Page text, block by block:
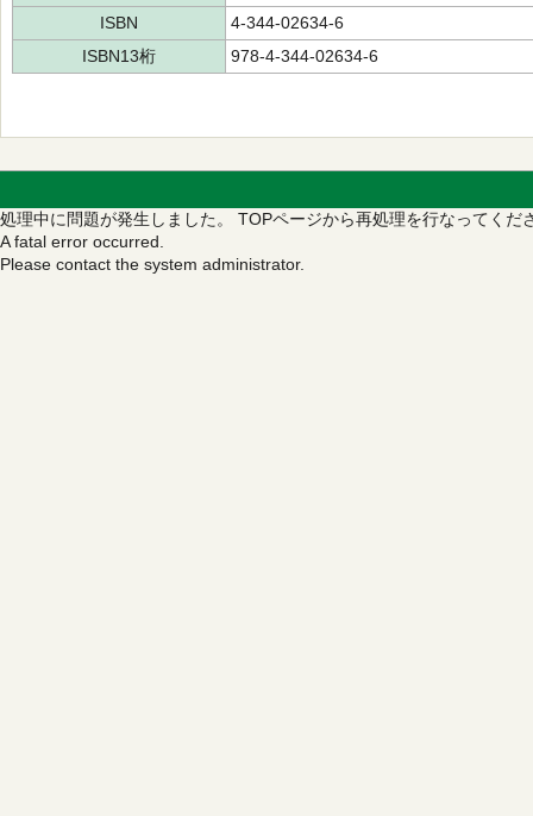
ISBN
4-344-02634-6
ISBN13桁
978-4-344-02634-6
処理中に問題が発生しました。 TOPページから再処理を行なってくだ
A fatal error occurred.
Please contact the system administrator.